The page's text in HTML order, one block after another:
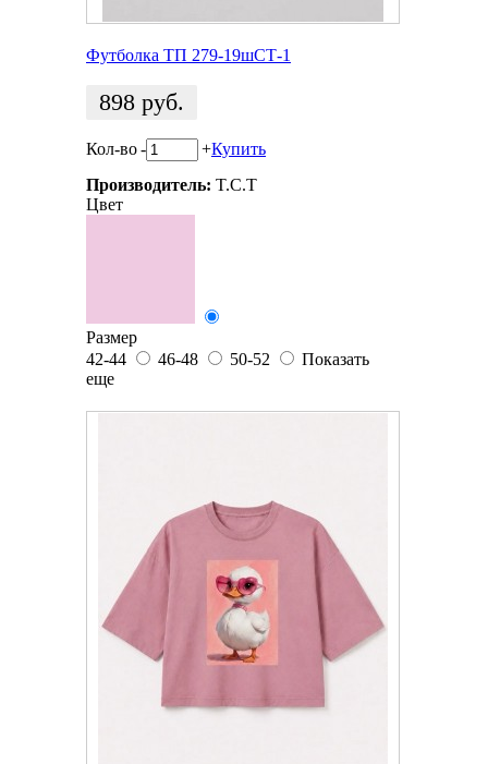
Футболка ТП 279-19шСТ-1
898 руб.
Кол-во- +Купить
Производитель: T.C.T
Цвет
Размер
42-44
46-48 50-52
Показать
еще